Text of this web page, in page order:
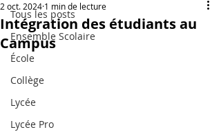
Tous les posts
Ensemble Scolaire
École
Collège
Lycée
Lycée Pro
Intégration des étudiants au
Campus
2 oct. 2024 1 min de lecture